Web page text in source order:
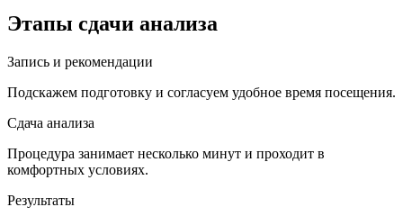
Этапы сдачи анализа
Запись и рекомендации
Подскажем подготовку и согласуем удобное время посещения.
Сдача анализа
Процедура занимает несколько минут и проходит в
комфортных условиях.
Результаты